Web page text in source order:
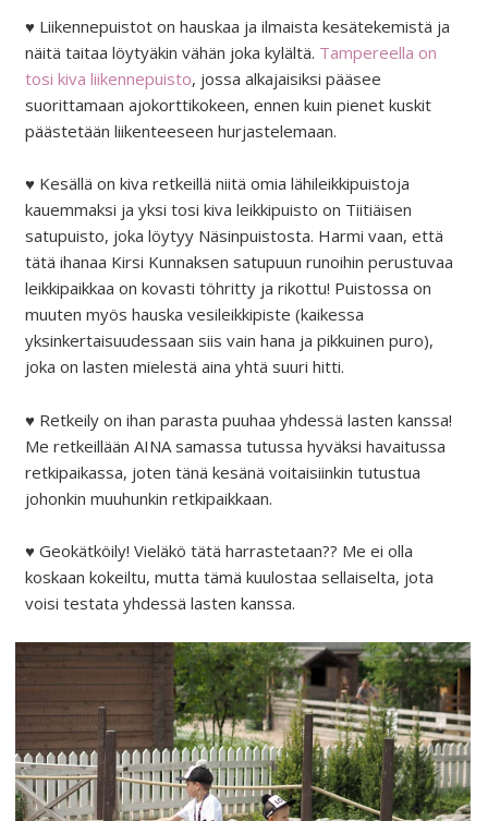
♥ Liikennepuistot on hauskaa ja ilmaista kesätekemistä ja
näitä taitaa löytyäkin vähän joka kylältä. Tampereella on
tosi kiva liikennepuisto, jossa alkajaisiksi pääsee
suorittamaan ajokorttikokeen, ennen kuin pienet kuskit
päästetään liikenteeseen hurjastelemaan.
♥ Kesällä on kiva retkeillä niitä omia lähileikkipuistoja
kauemmaksi ja yksi tosi kiva leikkipuisto on Tiitiäisen
satupuisto, joka löytyy Näsinpuistosta. Harmi vaan, että
tätä ihanaa Kirsi Kunnaksen satupuun runoihin perustuvaa
leikkipaikkaa on kovasti töhritty ja rikottu! Puistossa on
muuten myös hauska vesileikkipiste (kaikessa
yksinkertaisuudessaan siis vain hana ja pikkuinen puro),
joka on lasten mielestä aina yhtä suuri hitti.
♥ Retkeily on ihan parasta puuhaa yhdessä lasten kanssa!
Me retkeillään AINA samassa tutussa hyväksi havaitussa
retkipaikassa, joten tänä kesänä voitaisiinkin tutustua
johonkin muuhunkin retkipaikkaan.
♥ Geokätköily! Vieläkö tätä harrastetaan?? Me ei olla
koskaan kokeiltu, mutta tämä kuulostaa sellaiselta, jota
voisi testata yhdessä lasten kanssa.